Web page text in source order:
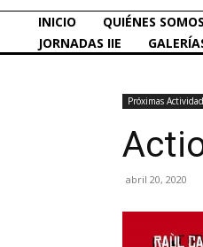
INICIO QUIÉNES SOMOS
JORNADAS IIE
Próximas
abril 20, 2020